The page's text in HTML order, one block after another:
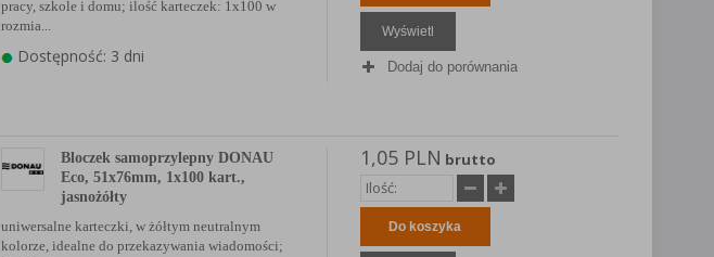
pracy, szkole i domu; ilość karteczek: 1x100 w
rozmia...
Dostępność: 3 dni
Wyświetl
Dodaj do porównania
Bloczek samoprzylepny DONAU
Eco, 51x76mm, 1x100 kart.,
jasnożółty
uniwersalne karteczki, w żółtym neutralnym
kolorze, idealne do przekazywania wiadomości;
1,05 PLN brutto
Do koszyka